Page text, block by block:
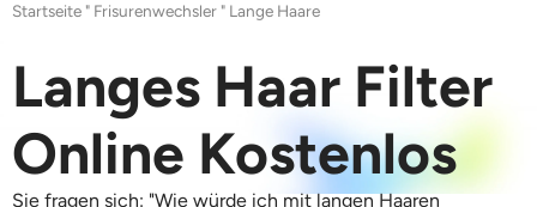
Text zu Video
Bild zu Video
Videoeffekte
KI-Bild
Startseite " Frisurenwechsler " Lange Haare
Langes Haar Filter
Online Kostenlos
Sie fragen sich: "Wie würde ich mit langen Haaren